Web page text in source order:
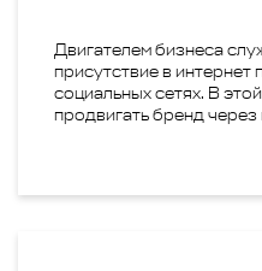
Двигателем бизнеса
присутствие в интернет
социальных сетях. В
продвигать бренд